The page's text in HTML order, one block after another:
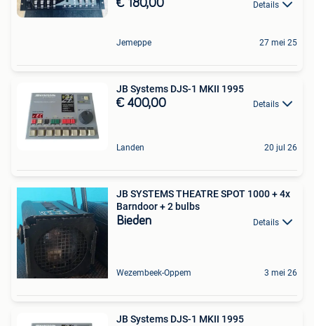
€ 180,00 Details
Jemeppe 27 mei 25
JB Systems DJS-1 MKII 1995
€ 400,00 Details
Landen 20 jul 26
JB SYSTEMS THEATRE SPOT 1000 + 4x
Barndoor + 2 bulbs
Bieden Details
Wezembeek-Oppem 3 mei 26
JB Systems DJS-1 MKII 1995